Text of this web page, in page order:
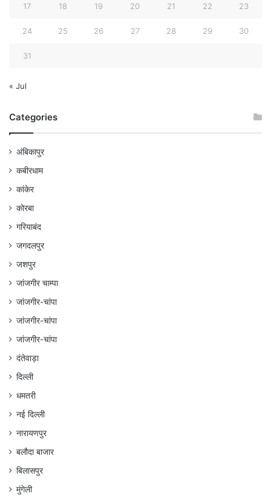
17 18 19 20 21 22 23
24 25 26 27 28 29 30
31
« Jul
Categories
अंबिकापुर
कबीरधाम
कांकेर
कोरबा
गरियाबंद
जगदलपुर
जशपुर
जांजगीर चाम्पा
जांजगीर-चांपा
जांजगीर-चांपा
जांजगीर-चांपा
दंतेवाड़ा
दिल्ली
धमतरी
नई दिल्ली
नारायणपुर
बलौदा बाजार
बिलासपुर
मुंगेली